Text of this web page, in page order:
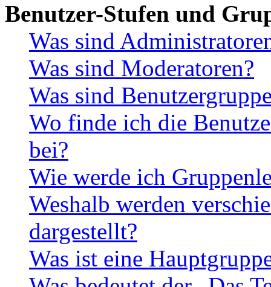
Benutzer-Stufen und
Was sind
Was sind Moderatoren?
Was sind
Wo finde ich die
bei?
Wie werde ich
Weshalb werden
dargestellt?
Was ist eine